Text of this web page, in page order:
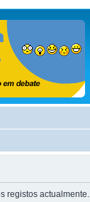
registos actualmente.